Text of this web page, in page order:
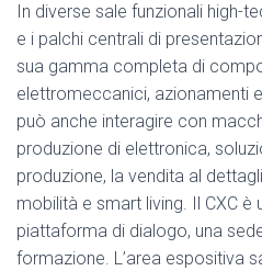
In diverse sale funzionali high-
e i palchi centrali di
sua gamma completa di
elettromeccanici, azionamenti
può anche interagire con
produzione di elettronica,
produzione, la vendita al
mobilità e smart living. Il CXC è
piattaforma di dialogo, una
formazione. L’area espositiva